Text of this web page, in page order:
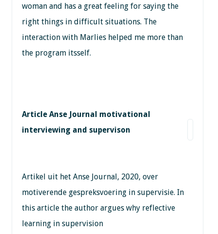
woman and has a great feeling for saying the
right things in difficult situations. The
interaction with Marlies helped me more than
the program itsself.
Article Anse Journal motivational
interviewing and supervison
Artikel uit het Anse Journal, 2020, over
motiverende gespreksvoering in supervisie. In
this article the author argues why reflective
learning in supervision